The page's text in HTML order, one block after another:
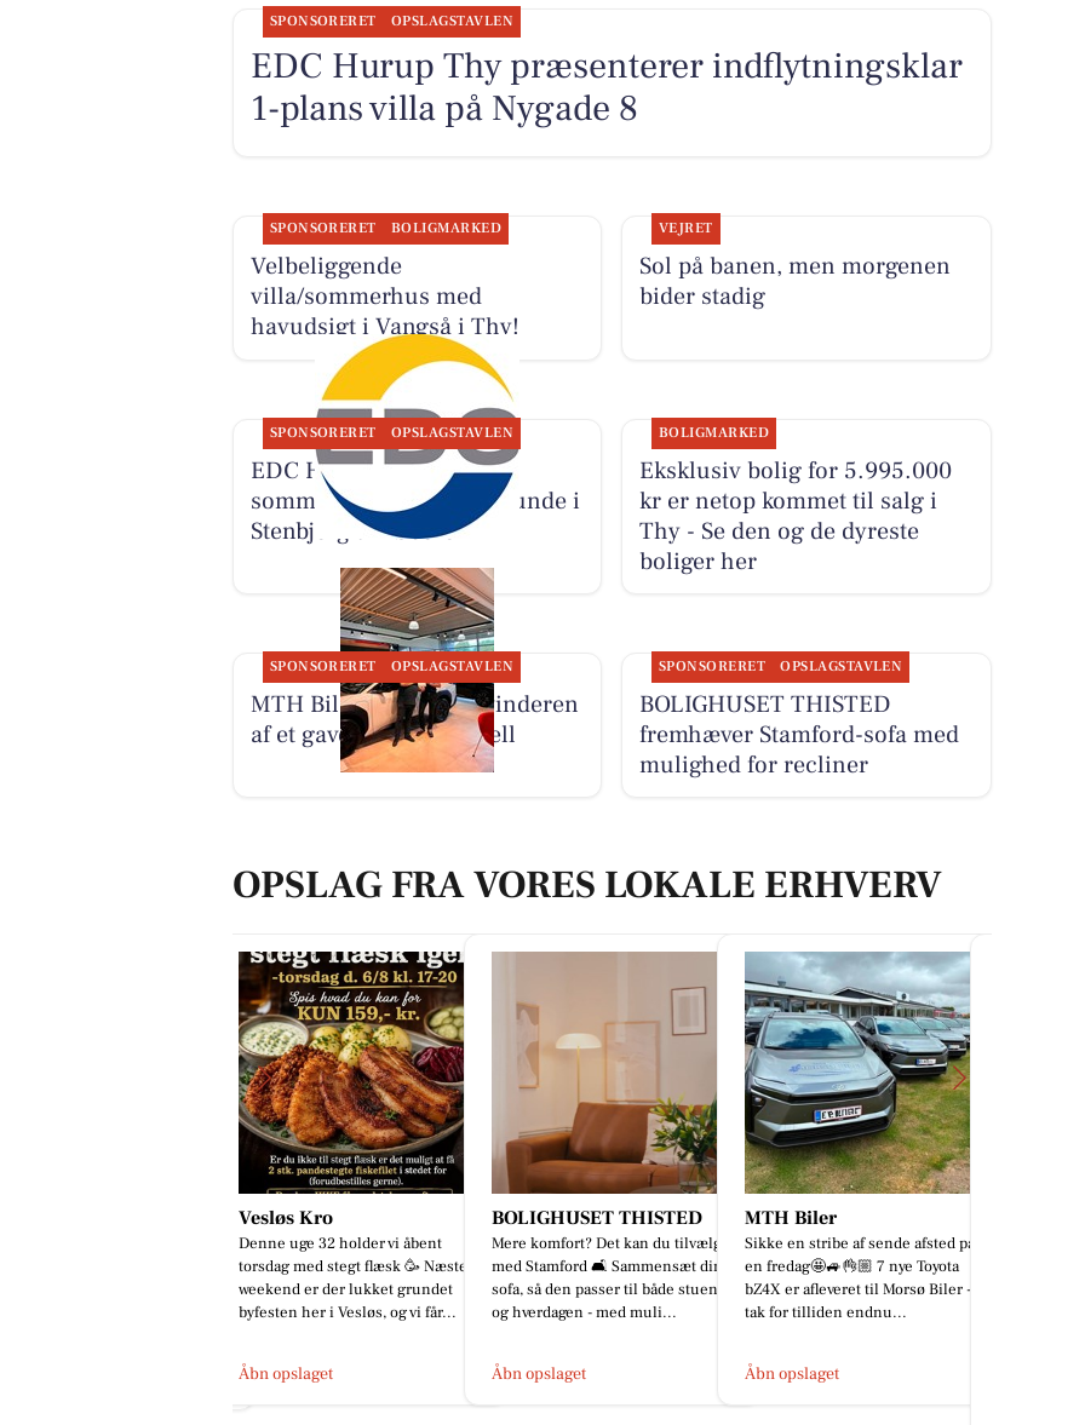
SPONSORERET OPSLAGSTAVLEN
EDC Hurup Thy præsenterer indflytningsklar
1-plans villa på Nygade 8
SPONSORERET BOLIGMARKED
Velbeliggende
villa/sommerhus med
havudsigt i Vangså i Thy!
VEJRET
Sol på banen, men morgenen
bider stadig
SPONSORERET OPSLAGSTAVLEN
EDC Hurup Thy søger
sommerhuse og fritidsgrunde i
Stenbjerg til købere
BOLIGMARKED
Eksklusiv bolig for 5.995.000
kr er netop kommet til salg i
Thy - Se den og de dyreste
boliger her
SPONSORERET OPSLAGSTAVLEN
MTH Biler har fundet vinderen
af et gavekort til Comwell
SPONSORERET OPSLAGSTAVLEN
BOLIGHUSET THISTED
fremhæver Stamford-sofa med
mulighed for recliner
OPSLAG FRA VORES LOKALE ERHVERV
BOLIGHUSET THISTED
Mere komfort? Det kan du tilvælge
med Stamford 🛋️ Sammensæt din
sofa, så den passer til både stuen
og hverdagen - med muli...
Åbn opslaget
MTH Biler
Sikke en stribe af sende afsted på
en fredag🤩🚙👌🏼 7 nye Toyota
bZ4X er afleveret til Morsø Biler -
tak for tilliden endnu...
Åbn opslaget
Rema 1000
Rosenkrantzgade
Weekendtilbud til dig i REMA
1000! ☀️🛒 - REMA 1000
morgenbrød kun 10 kr.! - Koldskål
kun...
Åbn opslaget